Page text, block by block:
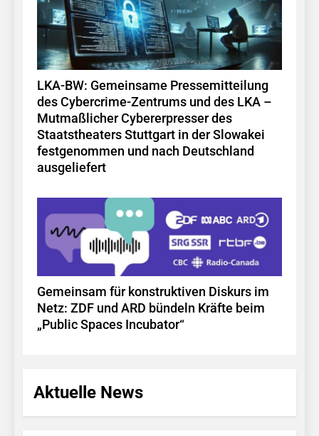
LKA-BW: Gemeinsame Pressemitteilung
des Cybercrime-Zentrums und des LKA –
Mutmaßlicher Cybererpresser des
Staatstheaters Stuttgart in der Slowakei
festgenommen und nach Deutschland
ausgeliefert
Gemeinsam für konstruktiven Diskurs im
Netz: ZDF und ARD bündeln Kräfte beim
„Public Spaces Incubator“
Aktuelle News